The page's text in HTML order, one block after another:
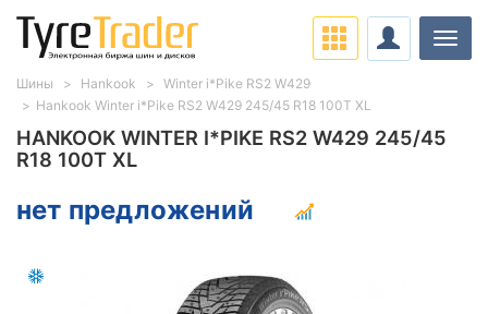
HANKOOK WINTER I*PIKE RS2 W429 245/45
R18 100T XL
нет предложений
Шины Hankook
Winter i*Pike RS2 W429
Hankook Winter i*Pike RS2 W429 245/45 R18 100T XL